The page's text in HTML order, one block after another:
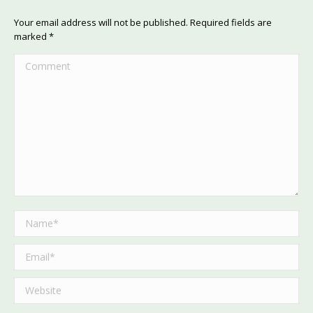
Your email address will not be published. Required fields are
marked *
Comment
Name *
Email *
Website